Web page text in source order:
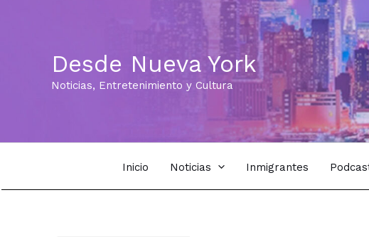
Desde Nueva York
Noticias, Entretenimiento y Cultura
Inicio Noticias Inmigrantes